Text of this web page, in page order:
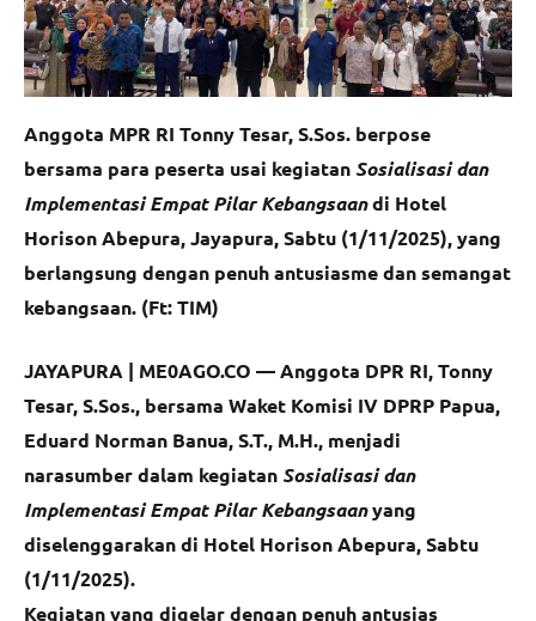
Anggota MPR RI Tonny Tesar, S.Sos. berpose
bersama para peserta usai kegiatanSosialisasi dan
Implementasi Empat Pilar Kebangsaandi Hotel
Horison Abepura, Jayapura, Sabtu (1/11/2025), yang
berlangsung dengan penuh antusiasme dan semangat
kebangsaan. (Ft: TIM)
JAYAPURA | ME0AGO.CO —Anggota DPR RI, Tonny
Tesar, S.Sos., bersama Waket Komisi IV DPRP Papua,
Eduard Norman Banua, S.T., M.H., menjadi
narasumber dalam kegiatanSosialisasi dan
Implementasi Empat Pilar Kebangsaanyang
diselenggarakan di Hotel Horison Abepura, Sabtu
(1/11/2025).
Kegiatan yang digelar dengan penuh antusias